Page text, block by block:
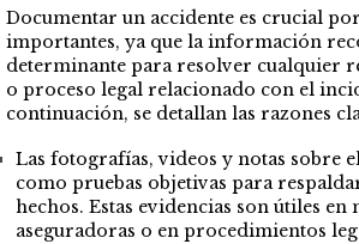
Documentar un accidente es crucial
importantes, ya que la información
determinante para resolver cualquier
o proceso legal relacionado con el
continuación, se detallan las razones
Las fotografías, videos y notas sobre
como pruebas objetivas para
hechos. Estas evidencias son útiles en
aseguradoras o en procedimientos